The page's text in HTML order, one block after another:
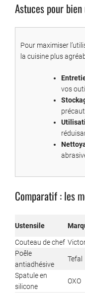
Astuces pour
Pour maximiser
la cuisine plus
vos
Comparatif : les
Ustensile
Couteau de chef
Poêle
antiadhésive
Tefal
Spatule en
silicone
OXO